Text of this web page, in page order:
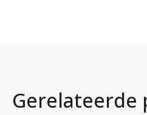
Gerelateerde